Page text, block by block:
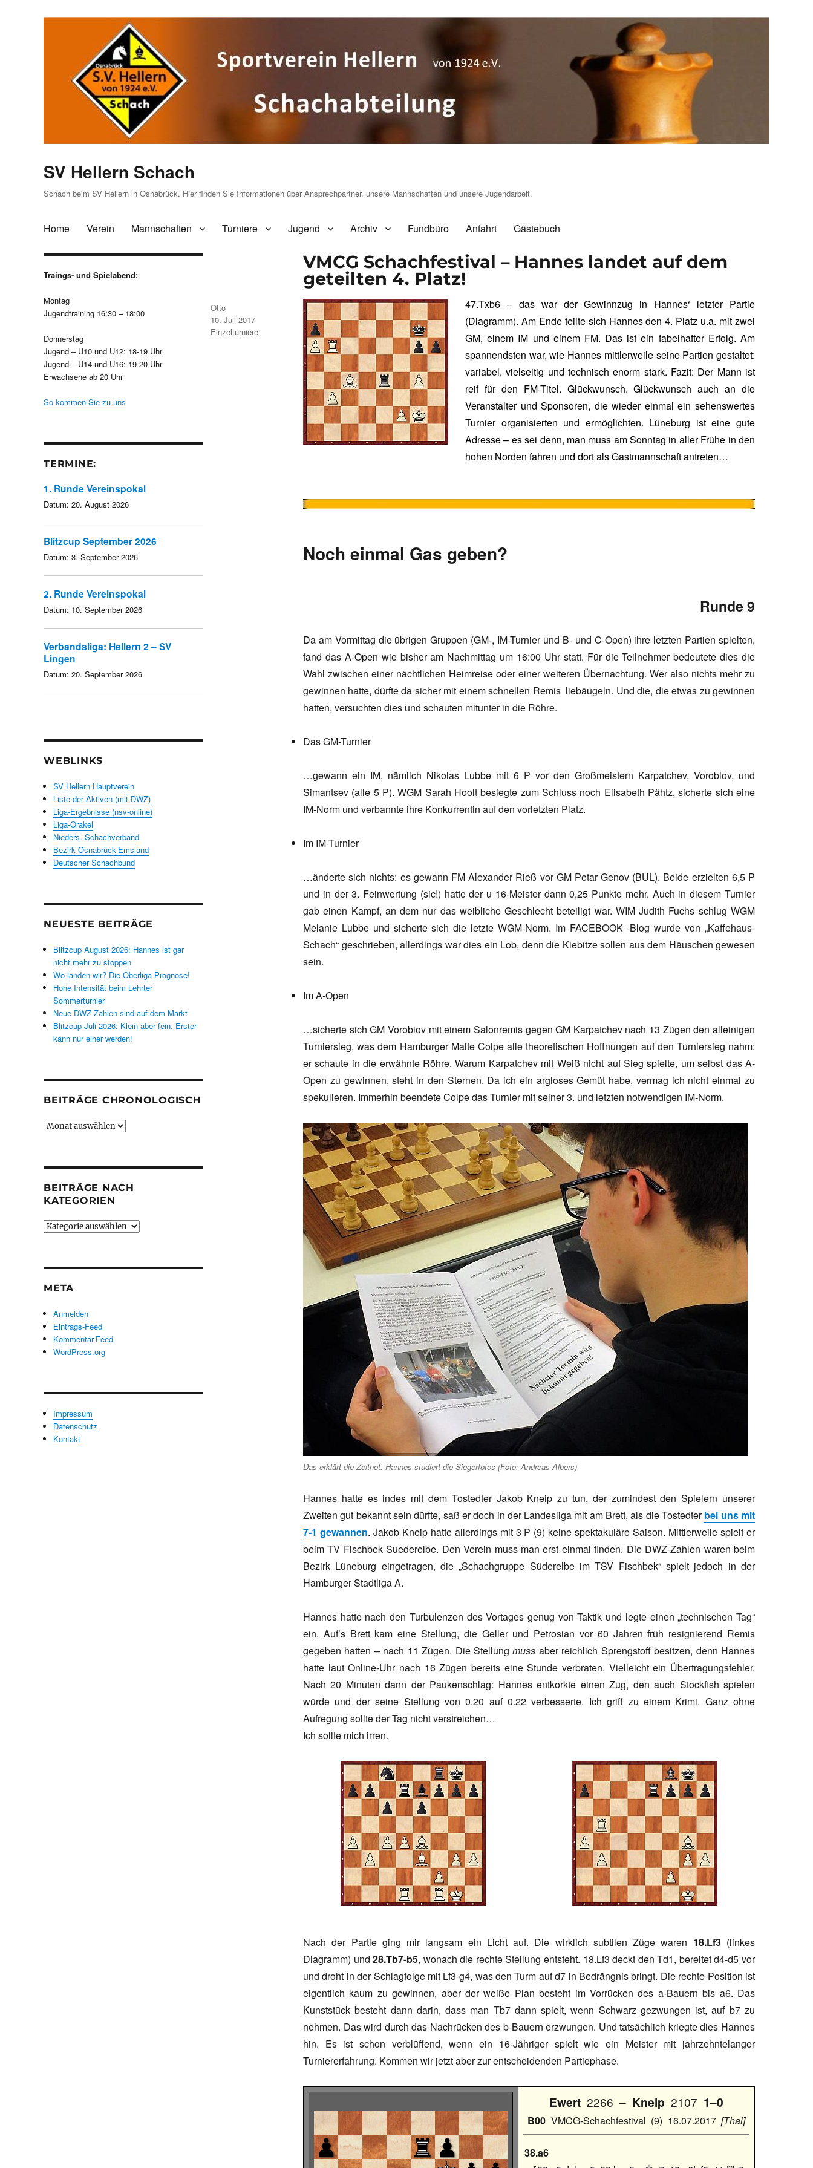
SV Hellern Schach
Schach beim SV Hellern in Osnabrück. Hier finden Sie Informationen über Ansprechpartner, unsere Mannschaften und unsere Jugendarbeit.
Home Verein Mannschaften Turniere Jugend Archiv Fundbüro Anfahrt Gästebuch
VMCG Schachfestival – Hannes landet auf dem
geteilten 4. Platz!
47.Txb6 – das war der Gewinnzug in Hannes‘ letzter Partie
(Diagramm). Am Ende teilte sich Hannes den 4. Platz u.a. mit zwei
GM, einem IM und einem FM. Das ist ein fabelhafter Erfolg. Am
spannendsten war, wie Hannes mittlerweile seine Partien gestaltet:
variabel, vielseitig und technisch enorm stark. Fazit: Der Mann ist
reif für den FM-Titel. Glückwunsch. Glückwunsch auch an die
Veranstalter und Sponsoren, die wieder einmal ein sehenswertes
Turnier organisierten und ermöglichten. Lüneburg ist eine gute
Adresse – es sei denn, man muss am Sonntag in aller Frühe in den
hohen Norden fahren und dort als Gastmannschaft antreten…
Noch einmal Gas geben?
Runde 9
Da am Vormittag die übrigen Gruppen (GM-, IM-Turnier und B- und C-Open) ihre letzten Partien spielten,
fand das A-Open wie bisher am Nachmittag um 16:00 Uhr statt. Für die Teilnehmer bedeutete dies die
Wahl zwischen einer nächtlichen Heimreise oder einer weiteren Übernachtung. Wer also nichts mehr zu
gewinnen hatte, dürfte da sicher mit einem schnellen Remis liebäugeln. Und die, die etwas zu gewinnen
hatten, versuchten dies und schauten mitunter in die Röhre.
Das GM-Turnier
…gewann ein IM, nämlich Nikolas Lubbe mit 6 P vor den Großmeistern Karpatchev, Vorobiov, und
Simantsev (alle 5 P). WGM Sarah Hoolt besiegte zum Schluss noch Elisabeth Pähtz, sicherte sich eine
IM-Norm und verbannte ihre Konkurrentin auf den vorletzten Platz.
Im IM-Turnier
…änderte sich nichts: es gewann FM Alexander Rieß vor GM Petar Genov (BUL). Beide erzielten 6,5 P
und in der 3. Feinwertung (sic!) hatte der u 16-Meister dann 0,25 Punkte mehr. Auch in diesem Turnier
gab einen Kampf, an dem nur das weibliche Geschlecht beteiligt war. WIM Judith Fuchs schlug WGM
Melanie Lubbe und sicherte sich die letzte WGM-Norm. Im FACEBOOK -Blog wurde von „Kaffehaus-
Schach“ geschrieben, allerdings war dies ein Lob, denn die Kiebitze sollen aus dem Häuschen gewesen
sein.
Im A-Open
…sicherte sich GM Vorobiov mit einem Salonremis gegen GM Karpatchev nach 13 Zügen den alleinigen
Turniersieg, was dem Hamburger Malte Colpe alle theoretischen Hoffnungen auf den Turniersieg nahm:
er schaute in die erwähnte Röhre. Warum Karpatchev mit Weiß nicht auf Sieg spielte, um selbst das A-
Open zu gewinnen, steht in den Sternen. Da ich ein argloses Gemüt habe, vermag ich nicht einmal zu
spekulieren. Immerhin beendete Colpe das Turnier mit seiner 3. und letzten notwendigen IM-Norm.
Das erklärt die Zeitnot: Hannes studiert die Siegerfotos (Foto: Andreas Albers)
Hannes hatte es indes mit dem Tostedter Jakob Kneip zu tun, der zumindest den Spielern unserer
Zweiten gut bekannt sein dürfte, saß er doch in der Landesliga mit am Brett, als die Tostedterbei uns mit
7-1 gewannen. Jakob Kneip hatte allerdings mit 3 P (9) keine spektakuläre Saison. Mittlerweile spielt er
beim TV Fischbek Suederelbe. Den Verein muss man erst einmal finden. Die DWZ-Zahlen waren beim
Bezirk Lüneburg eingetragen, die „Schachgruppe Süderelbe im TSV Fischbek“ spielt jedoch in der
Hamburger Stadtliga A.
Hannes hatte nach den Turbulenzen des Vortages genug von Taktik und legte einen „technischen Tag“
ein. Auf’s Brett kam eine Stellung, die Geller und Petrosian vor 60 Jahren früh resignierend Remis
gegeben hatten – nach 11 Zügen. Die Stellungmuss aber reichlich Sprengstoff besitzen, denn Hannes
hatte laut Online-Uhr nach 16 Zügen bereits eine Stunde verbraten. Vielleicht ein Übertragungsfehler.
Nach 20 Minuten dann der Paukenschlag: Hannes entkorkte einen Zug, den auch Stockfish spielen
würde und der seine Stellung von 0.20 auf 0.22 verbesserte. Ich griff zu einem Krimi. Ganz ohne
Aufregung sollte der Tag nicht verstreichen…
Ich sollte mich irren.
Nach der Partie ging mir langsam ein Licht auf. Die wirklich subtilen Züge waren 18.Lf3(linkes
Diagramm) und28.Tb7-b5, wonach die rechte Stellung entsteht. 18.Lf3 deckt den Td1, bereitet d4-d5 vor
und droht in der Schlagfolge mit Lf3-g4, was den Turm auf d7 in Bedrängnis bringt. Die rechte Position ist
eigentlich kaum zu gewinnen, aber der weiße Plan besteht im Vorrücken des a-Bauern bis a6. Das
Kunststück besteht dann darin, dass man Tb7 dann spielt, wenn Schwarz gezwungen ist, auf b7 zu
nehmen. Das wird durch das Nachrücken des b-Bauern erzwungen. Und tatsächlich kriegte dies Hannes
hin. Es ist schon verblüffend, wenn ein 16-Jähriger spielt wie ein Meister mit jahrzehntelanger
Turniererfahrung. Kommen wir jetzt aber zur entscheidenden Partiephase.
Ewert 2266 – Kneip 2107 1–0
B00 VMCG-Schachfestival 9 16.07.2017 Thal
38.a6
Autor
Otto
Veröffentlicht
am
10. Juli 2017
Kategorien
Einzelturniere
Traings- und Spielabend:
Montag
Jugendtraining 16:30 – 18:00
Donnerstag
Jugend – U10 und U12: 18-19 Uhr
Jugend – U14 und U16: 19-20 Uhr
Erwachsene ab 20 Uhr
So kommen Sie zu uns
TERMINE:
1. Runde Vereinspokal
Datum: 20. August 2026
Blitzcup September 2026
Datum: 3. September 2026
2. Runde Vereinspokal
Datum: 10. September 2026
Verbandsliga: Hellern 2 – SV
Lingen
Datum: 20. September 2026
WEBLINKS
SV Hellern Hauptverein
Liste der Aktiven (mit DWZ)
Liga-Ergebnisse (nsv-online)
Liga-Orakel
Nieders. Schachverband
Bezirk Osnabrück-Emsland
Deutscher Schachbund
NEUESTE BEITRÄGE
Blitzcup August 2026: Hannes ist gar
nicht mehr zu stoppen
Wo landen wir? Die Oberliga-Prognose!
Hohe Intensität beim Lehrter
Sommerturnier
Neue DWZ-Zahlen sind auf dem Markt
Blitzcup Juli 2026: Klein aber fein. Erster
kann nur einer werden!
BEITRÄGE CHRONOLOGISCH
Beiträge
BEITRÄGE NACH
KATEGORIEN
Beiträge
META
Anmelden
Eintrags-Feed
Kommentar-Feed
WordPress.org
Impressum
Datenschutz
Kontakt